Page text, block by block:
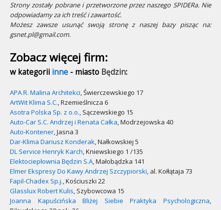
Strony zostały pobrane i przetworzone przez naszego SPIDERa. Nie
odpowiadamy za ich treść i zawartość.
Możesz zawsze usunąć swoją stronę z naszej bazy pisząc na:
gsnet.pl@gmail.com.
Zobacz więcej firm:
w kategorii inne - miasto Będzin:
APA R. Malina Architekci, Świerczewskiego 17
ArtWit Klima S.C., Rzemieślnicza 6
Asotra Polska Sp. z o.o., Sączewskiego 15
Auto-Car S.C. Andrzej i Renata Całka, Modrzejowska 40
Auto-Kontener, Jasna 3
Dar-Klima Dariusz Konderak, Nałkowskiej 5
DL Service Henryk Karch, Kniewskiego 1 /135
Elektociepłownia Będzin S.A, Małobądzka 141
Elmer Ekspresy Do Kawy Andrzej Szczypiorski, al. Kołłątaja 73
Fapil-Chadex Sp.j., Kościuszki 22
Glasslux Robert Kulis, Szybowcowa 15
Joanna Kapuścińska Bliżej Siebie Praktyka Psychologiczna,